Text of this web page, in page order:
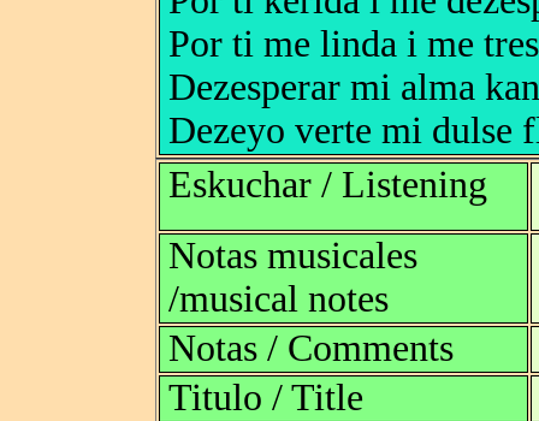
Por ti me linda i me
Dezesperar mi alma
Dezeyo verte mi dulse
Eskuchar / Listening
Notas musicales
/musical notes
Notas / Comments
Titulo / Title